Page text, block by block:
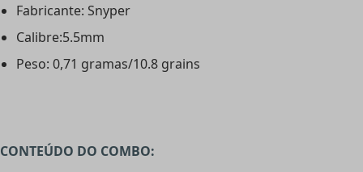
Fabricante: Snyper
Calibre:5.5mm
Peso: 0,71 gramas/10.8 grains
CONTEÚDO DO COMBO: